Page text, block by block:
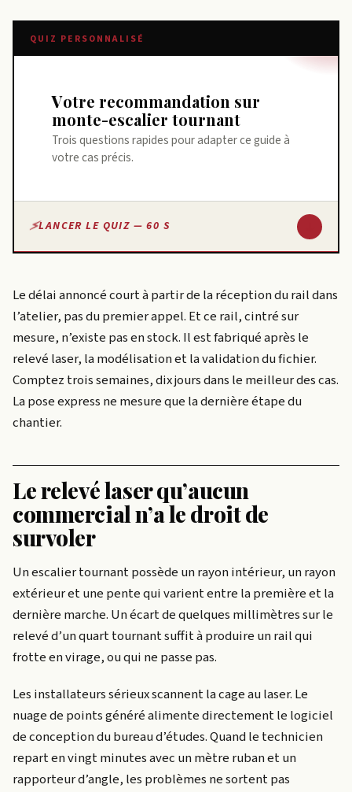
QUIZ PERSONNALISÉ
Votre recommandation sur
monte-escalier tournant
Trois questions rapides pour adapter ce guide à
votre cas précis.
LANCER LE QUIZ — 60 S
Le délai annoncé court à partir de la réception du rail dans
l’atelier, pas du premier appel. Et ce rail, cintré sur
mesure, n’existe pas en stock. Il est fabriqué après le
relevé laser, la modélisation et la validation du fichier.
Comptez trois semaines, dix jours dans le meilleur des cas.
La pose express ne mesure que la dernière étape du
chantier.
Le relevé laser qu’aucun
commercial n’a le droit de
survoler
Un escalier tournant possède un rayon intérieur, un rayon
extérieur et une pente qui varient entre la première et la
dernière marche. Un écart de quelques millimètres sur le
relevé d’un quart tournant suffit à produire un rail qui
frotte en virage, ou qui ne passe pas.
Les installateurs sérieux scannent la cage au laser. Le
nuage de points généré alimente directement le logiciel
de conception du bureau d’études. Quand le technicien
repart en vingt minutes avec un mètre ruban et un
rapporteur d’angle, les problèmes ne sortent pas